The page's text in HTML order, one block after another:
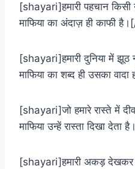
[shayari]हमारी पहचान किसी
माफिया का अंदाज़ ही काफी
[shayari]हमारी दुनिया में झूठ
माफिया का शब्द ही उसका
[shayari]जो हमारे रास्ते में
माफिया उन्हें रास्ता दिखा देता
[shayari]हमारी अकड़